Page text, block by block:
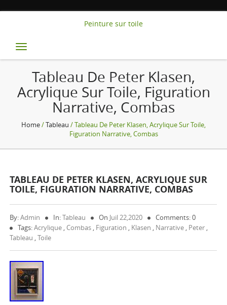
Peinture sur toile
Toggle
navigation
Tableau De Peter Klasen,
Acrylique Sur Toile, Figuration
Narrative, Combas
Home/Tableau / Tableau De Peter Klasen, Acrylique Sur Toile,
Figuration Narrative, Combas
TABLEAU DE PETER KLASEN, ACRYLIQUE SUR
TOILE, FIGURATION NARRATIVE, COMBAS
By:Admin In:Tableau On Juil 22,2020
Comments: 0
Tags:Acrylique , Combas , Figuration , Klasen , Narrative , Peter ,
Tableau ,Toile